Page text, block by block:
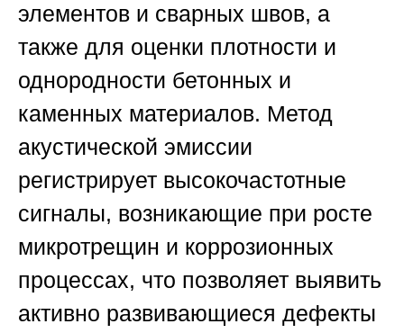
элементов и сварных швов, а
также для оценки плотности и
однородности бетонных и
каменных материалов. Метод
акустической эмиссии
регистрирует высокочастотные
сигналы, возникающие при росте
микротрещин и коррозионных
процессах, что позволяет выявить
активно развивающиеся дефекты